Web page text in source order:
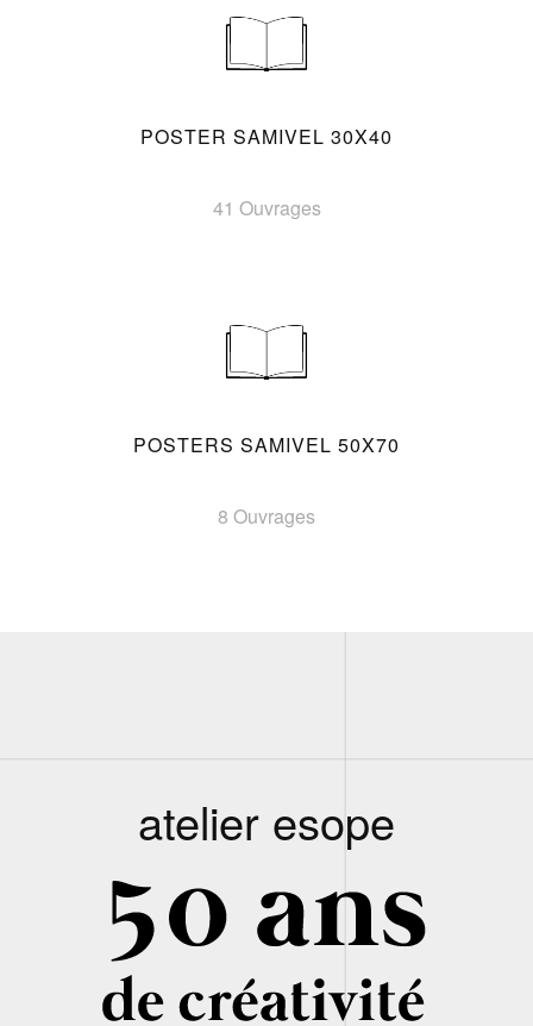
POSTER SAMIVEL 30X40
41 Ouvrages
POSTERS SAMIVEL 50X70
8 Ouvrages
atelier esope